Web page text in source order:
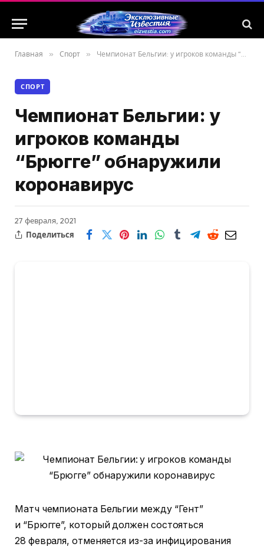
Главная » Спорт » Чемпионат Бельгии: у игроков команды “Брюгге” обнаружили коронавирус
СПОРТ
Чемпионат Бельгии: у
игроков команды
“Брюгге” обнаружили
коронавирус
27 февраля, 2021
Поделиться
Матч чемпионата Бельгии между “Гент”
и “Брюгге”, который должен состояться
28 февраля, отменяется из-за инфицирования